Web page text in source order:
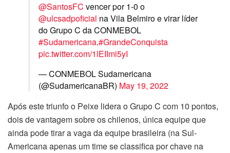
@SantosFC vencer por 1-0 o
@ulcsadpoficial na Vila Belmiro e virar líder
do Grupo C da CONMEBOL
#Sudamericana.#GrandeConquista
pic.twitter.com/1lEIImi5yI
— CONMEBOL Sudamericana
(@SudamericanaBR) May 19, 2022
Após este triunfo o Peixe lidera o Grupo C com 10 pontos,
dois de vantagem sobre os chilenos, única equipe que
ainda pode tirar a vaga da equipe brasileira (na Sul-
Americana apenas um time se classifica por chave na